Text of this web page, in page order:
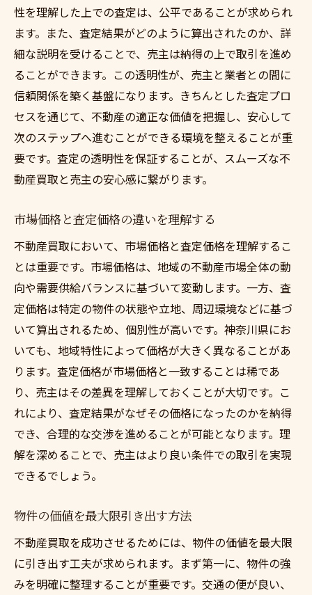
顧客の声を活かした業者選びの重要性
業者との初回相談時に確認すべきこと
長期的な信頼関係を築く方法
透明性の高い契約内容でトラブルを未然に防ぐ
方法
契約書の基本構成と重要事項
契約前に確認すべき法律的観点
不明点を質問する効果的なテクニック
契約トラブルを避けるための事前準備
専門家の意見を取り入れる意義
不動産買取をスムーズに進めるための実践的ア
ドバイス
スムーズな取引を実現するための時間管理
術
手続きの効率化を図るためのステップ
交渉を成功させるためのコミュニケーショ
ン技術
予期せぬ問題への対処法とその準備
ストレスを軽減するための心構え
専門家と連携することで得られるメリット
ポイント
地域特性を把握した不動産価値の見極め方
不動産市場の動向を読むための情報収集方
法
性を理解した上での査定は、公平であることが求められ
ます。また、査定結果がどのように算出されたのか、詳
細な説明を受けることで、売主は納得の上で取引を進め
ることができます。この透明性が、売主と業者との間に
信頼関係を築く基盤になります。きちんとした査定プロ
セスを通じて、不動産の適正な価値を把握し、安心して
次のステップへ進むことができる環境を整えることが重
要です。査定の透明性を保証することが、スムーズな不
動産買取と売主の安心感に繋がります。
市場価格と査定価格の違いを理解する
不動産買取において、市場価格と査定価格を理解するこ
とは重要です。市場価格は、地域の不動産市場全体の動
向や需要供給バランスに基づいて変動します。一方、査
定価格は特定の物件の状態や立地、周辺環境などに基づ
いて算出されるため、個別性が高いです。神奈川県にお
いても、地域特性によって価格が大きく異なることがあ
ります。査定価格が市場価格と一致することは稀であ
り、売主はその差異を理解しておくことが大切です。こ
れにより、査定結果がなぜその価格になったのかを納得
でき、合理的な交渉を進めることが可能となります。理
解を深めることで、売主はより良い条件での取引を実現
できるでしょう。
物件の価値を最大限引き出す方法
不動産買取を成功させるためには、物件の価値を最大限
に引き出す工夫が求められます。まず第一に、物件の強
みを明確に整理することが重要です。交通の便が良い、